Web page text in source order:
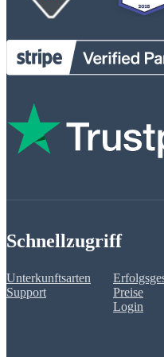
Schnellzugriff
Unterkunftsarten
Support
Preise
Login